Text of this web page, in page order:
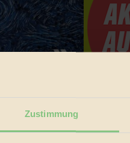
Zustimmung
den Ozean und